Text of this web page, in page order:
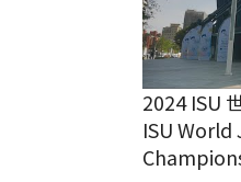
2024 ISU
ISU